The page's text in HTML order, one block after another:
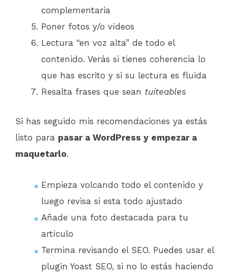
complementaria
Poner fotos y/o vídeos
Lectura “en voz alta” de todo el
contenido. Verás si tienes coherencia lo
que has escrito y si su lectura es fluida
Resalta frases que sean tuiteables
Si has seguido mis recomendaciones ya estás
listo para pasar a WordPress y empezar a
maquetarlo.
Empieza volcando todo el contenido y
luego revisa si esta todo ajustado
Añade una foto destacada para tu
artículo
Termina revisando el SEO. Puedes usar el
plugin Yoast SEO, si no lo estás haciendo